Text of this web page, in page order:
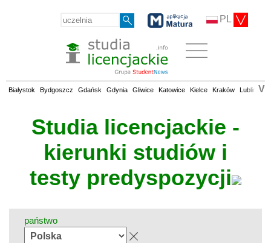
PL
Białystok Bydgoszcz Gdańsk Gdynia Gliwice Katowice Kielce Kraków Lublin V
Studia licencjackie -
kierunki studiów i
testy predyspozycji
państwo